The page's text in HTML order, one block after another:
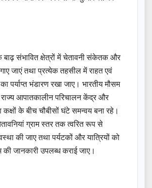
बाढ़ संभावित क्षेत्रों में चेतावनी संकेतक और
जाएं तथा प्रत्येक तहसील में राहत एवं
पर्याप्त भंडारण रखा जाए। भारतीय मौसम
राज्य आपातकालीन परिचालन केंद्र और
के बीच चौबीसों घंटे समन्वय बना रहे।
ग्राम स्तर तक त्वरित रूप से
की जाए तथा पर्यटकों और यात्रियों को
जानकारी उपलब्ध कराई जाए।